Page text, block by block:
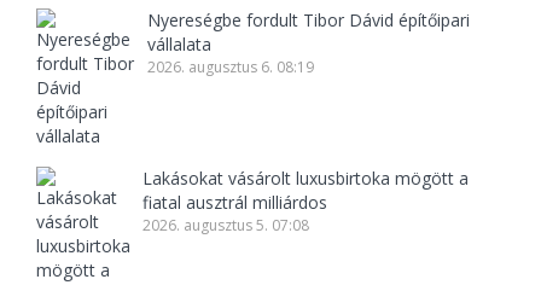
Nyereségbe fordult Tibor Dávid építőipari
vállalata
2026. augusztus 6. 08:19
Lakásokat vásárolt luxusbirtoka mögött a
fiatal ausztrál milliárdos
2026. augusztus 5. 07:08